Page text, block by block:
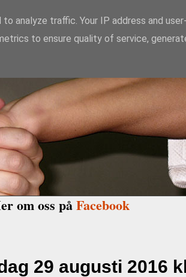
i
om oss påFacebook
29 augusti 2016
analyze traffic. Your IP address and
to ensure quality of service,